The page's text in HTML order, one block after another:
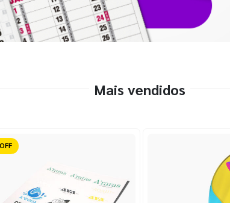
Mais vendidos